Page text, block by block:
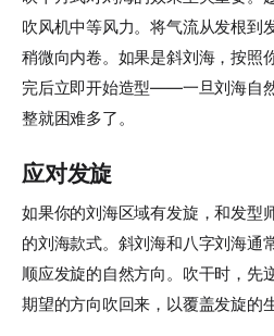
吹风机中等风力。将气流从发根到
稍微向内卷。如果是斜刘海，按照
完后立即开始造型——一旦刘海自
整就困难多了。
应对发旋
如果你的刘海区域有发旋，和发型
的刘海款式。斜刘海和八字刘海通
顺应发旋的自然方向。吹干时，先
期望的方向吹回来，以覆盖发旋的